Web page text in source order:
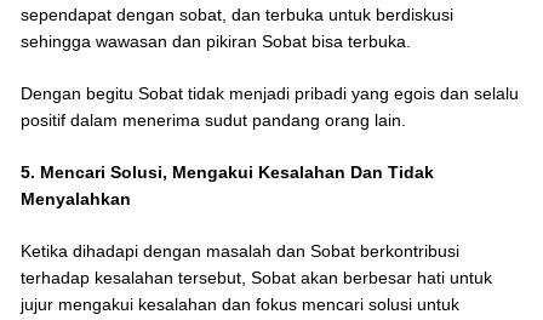
sependapat dengan sobat, dan terbuka untuk berdiskusi
sehingga wawasan dan pikiran Sobat bisa terbuka.
Dengan begitu Sobat tidak menjadi pribadi yang egois dan selalu
positif dalam menerima sudut pandang orang lain.
5. Mencari Solusi, Mengakui Kesalahan Dan Tidak
Menyalahkan
Ketika dihadapi dengan masalah dan Sobat berkontribusi
terhadap kesalahan tersebut, Sobat akan berbesar hati untuk
jujur mengakui kesalahan dan fokus mencari solusi untuk